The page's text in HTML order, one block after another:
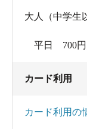
大人（中学生
平日 700円
カード利用
カード利用の